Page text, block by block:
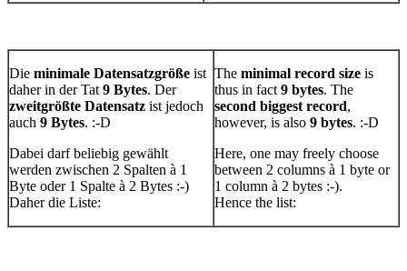
Die minimale Datensatzgröße ist
daher in der Tat 9 Bytes. Der
zweitgrößte Datensatz ist jedoch
auch 9 Bytes. :-D
Dabei darf beliebig gewählt
werden zwischen 2 Spalten à 1
Byte oder 1 Spalte à 2 Bytes :-)
Daher die Liste:
The minimal record size is
thus in fact 9 bytes. The
second biggest record,
however, is also 9 bytes. :-D
Here, one may freely choose
between 2 columns à 1 byte or
1 column à 2 bytes :-).
Hence the list: